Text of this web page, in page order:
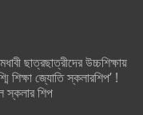
ছাত্রছাত্রীদের উচ্চশিক্ষায়
শিক্ষা জ্যোতি স্কলারশিপ’ !
স্কলার শিপ